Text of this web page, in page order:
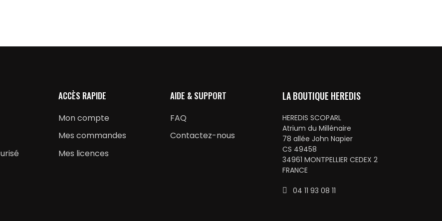
ACCÈS RAPIDE
Mon compte
Mes commandes
Mes licences
AIDE & SUPPORT
FAQ
Contactez-nous
LA BOUTIQUE HEREDIS
HEREDIS SCOPARL
Atrium du Millénaire
78 allée John Napier
CS 49458
34961 MONTPELLIER CEDEX 2
FRANCE
04 11 93 08 11